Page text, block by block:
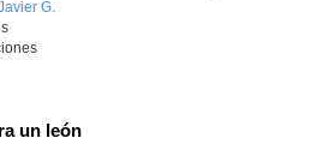
G.
un león